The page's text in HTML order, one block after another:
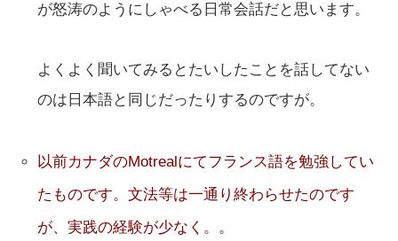
が怒涛のようにしゃべる日常会話だと思います。
よくよく聞いてみるとたいしたことを話してない
のは日本語と同じだったりするのですが。
以前カナダのMotrealにてフランス語を勉強してい
たものです。文法等は一通り終わらせたのです
が、実践の経験が少なく。。